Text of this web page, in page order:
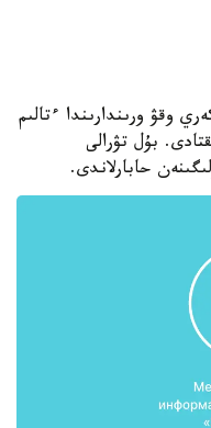
وقۋ ورىندارىندا ءتالىم
بۇل تۋرالى
حابارلاندى.